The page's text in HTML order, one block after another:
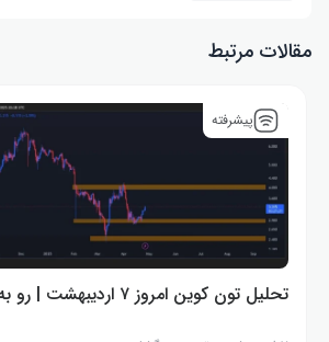
مقالات مرتبط
پیشرفته
تحلیل تون کوین امروز ۷ اردیبهشت | رو به رشد